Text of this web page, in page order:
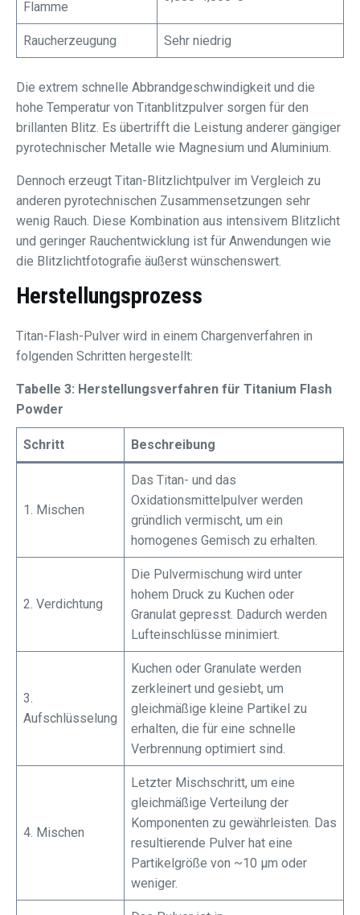
Flamme
Raucherzeugung Sehr niedrig
Die extrem schnelle Abbrandgeschwindigkeit und die
hohe Temperatur von Titanblitzpulver sorgen für den
brillanten Blitz. Es übertrifft die Leistung anderer gängiger
pyrotechnischer Metalle wie Magnesium und Aluminium.
Dennoch erzeugt Titan-Blitzlichtpulver im Vergleich zu
anderen pyrotechnischen Zusammensetzungen sehr
wenig Rauch. Diese Kombination aus intensivem Blitzlicht
und geringer Rauchentwicklung ist für Anwendungen wie
die Blitzlichtfotografie äußerst wünschenswert.
Herstellungsprozess
Titan-Flash-Pulver wird in einem Chargenverfahren in
folgenden Schritten hergestellt:
Tabelle 3: Herstellungsverfahren für Titanium Flash
Powder
Schritt Beschreibung
1. Mischen
Das Titan- und das
Oxidationsmittelpulver werden
gründlich vermischt, um ein
homogenes Gemisch zu erhalten.
2. Verdichtung
Die Pulvermischung wird unter
hohem Druck zu Kuchen oder
Granulat gepresst. Dadurch werden
Lufteinschlüsse minimiert.
3.
Aufschlüsselung
Kuchen oder Granulate werden
zerkleinert und gesiebt, um
gleichmäßige kleine Partikel zu
erhalten, die für eine schnelle
Verbrennung optimiert sind.
4. Mischen
Letzter Mischschritt, um eine
gleichmäßige Verteilung der
Komponenten zu gewährleisten. Das
resultierende Pulver hat eine
Partikelgröße von ~10 μm oder
weniger.